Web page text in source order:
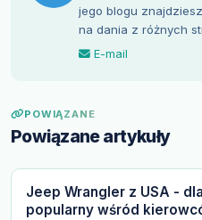
jego blogu
na dania z różnych
E-mail
POWIĄZANE
Powiązane artykuły
Jeep Wrangler z USA -
popularny wśród